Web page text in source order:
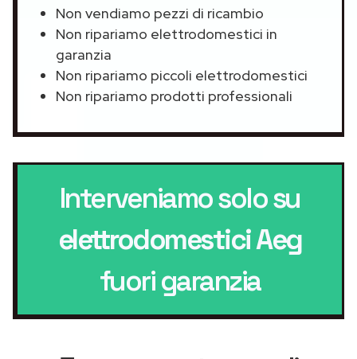
Non vendiamo pezzi di ricambio
Non ripariamo elettrodomestici in
garanzia
Non ripariamo piccoli elettrodomestici
Non ripariamo prodotti professionali
Interveniamo solo su
elettrodomestici Aeg
fuori garanzia